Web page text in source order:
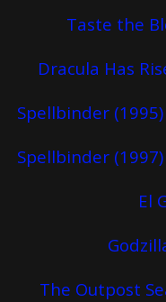
Taste the
Dracula Has
Spellbinder
Spellbinder
El
The Outpost